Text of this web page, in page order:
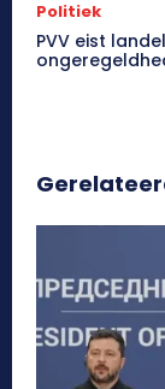
Politiek
PVV eist